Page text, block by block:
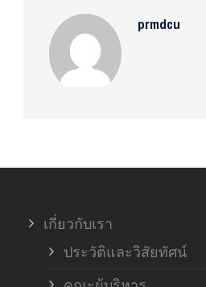
prmdcu
เกี่ยวกับเรา
ประวัติและวิสัยทัศน์